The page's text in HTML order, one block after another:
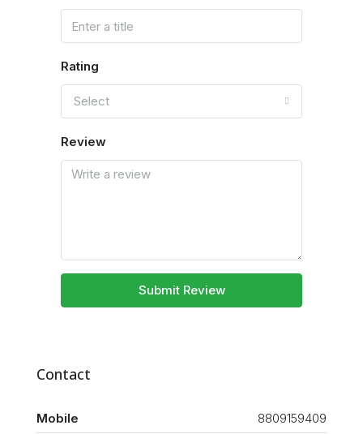
Rating
Select
Review
Submit Review
Contact
Mobile
8809159409